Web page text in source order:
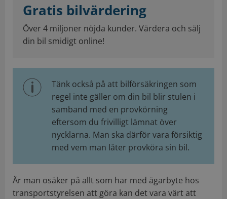
Gratis bilvärdering
Över 4 miljoner nöjda kunder. Värdera och sälj
din bil smidigt online!
Tänk också på att bilförsäkringen som
regel inte gäller om din bil blir stulen i
samband med en provkörning
eftersom du frivilligt lämnat över
nycklarna. Man ska därför vara försiktig
med vem man låter provköra sin bil.
Är man osäker på allt som har med ägarbyte hos
transportstyrelsen att göra kan det vara värt att